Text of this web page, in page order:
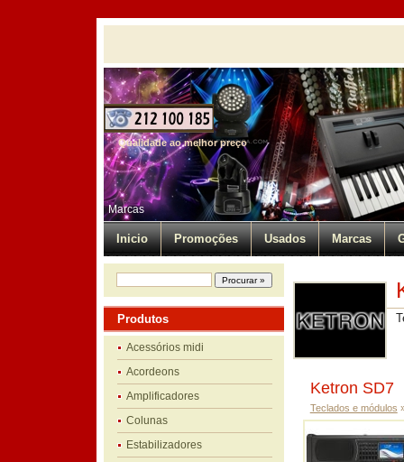
Qualidade ao melhor preço
Marcas
Inicio Promoções Usados Marcas
Produtos
Acessórios midi
Acordeons
Amplificadores
Colunas
Estabilizadores
Ketron SD7
Teclados e módulos